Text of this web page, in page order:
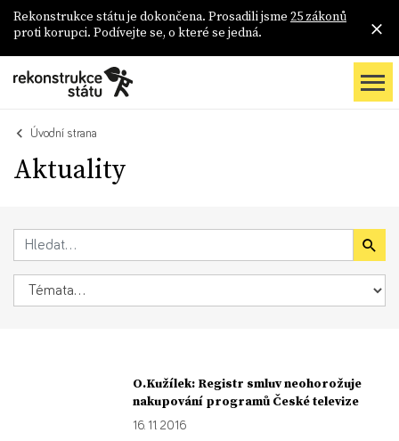
Rekonstrukce státu je dokončena. Prosadili jsme 25 zákonů
proti korupci. Podívejte se, o které se jedná.
Úvodní strana
Aktuality
O.Kužílek: Registr smluv neohorožuje
nakupování programů České televize
16. 11. 2016